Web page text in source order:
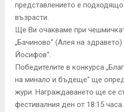
представлението е
възрасти.
Ще Ви очакваме при
„Бачиново“ (Алея на
Йосифов“.
Победителите в конкурса
на минало и бъдеще“ ще
жури. Награждаването ще се
фестивалния ден от 18:15 часа.